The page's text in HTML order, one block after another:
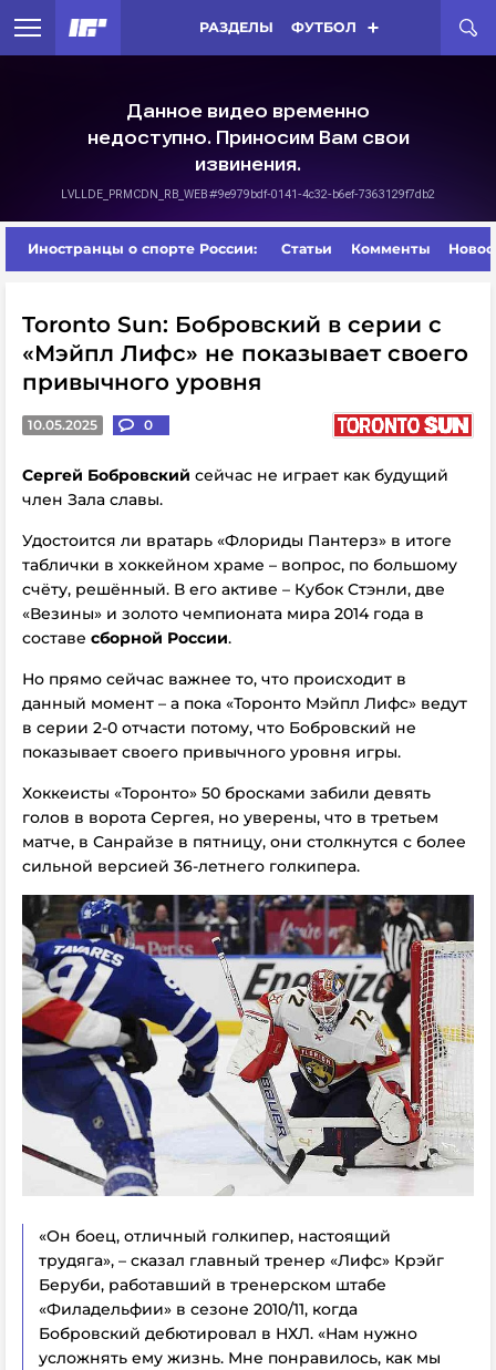
РАЗДЕЛЫ ФУТБОЛ
Иностранцы о спорте России: Статьи Комменты
Toronto Sun: Бобровский в серии с
«Мэйпл Лифс» не показывает своего
привычного уровня
10.05.2025 0
Сергей Бобровский сейчас не играет как будущий
член Зала славы.
Удостоится ли вратарь «Флориды Пантерз» в итоге
таблички в хоккейном храме – вопрос, по большому
счёту, решённый. В его активе – Кубок Стэнли, две
«Везины» и золото чемпионата мира 2014 года в
составе сборной России.
Но прямо сейчас важнее то, что происходит в
данный момент – а пока «Торонто Мэйпл Лифс» ведут
в серии 2-0 отчасти потому, что Бобровский не
показывает своего привычного уровня игры.
Хоккеисты «Торонто» 50 бросками забили девять
голов в ворота Сергея, но уверены, что в третьем
матче, в Санрайзе в пятницу, они столкнутся с более
сильной версией 36-летнего голкипера.
«Он боец, отличный голкипер, настоящий
трудяга», – сказал главный тренер «Лифс» Крэйг
Беруби, работавший в тренерском штабе
«Филадельфии» в сезоне 2010/11, когда
Бобровский дебютировал в НХЛ. «Нам нужно
усложнять ему жизнь. Мне понравилось, как мы